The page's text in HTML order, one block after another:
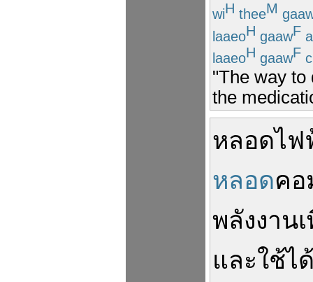
wiH theeM
laaeoH gaawF
laaeoH gaawF
"The way to
the
หลอดไฟ
หลอดคอ
พลังงาน
และใช้ไ